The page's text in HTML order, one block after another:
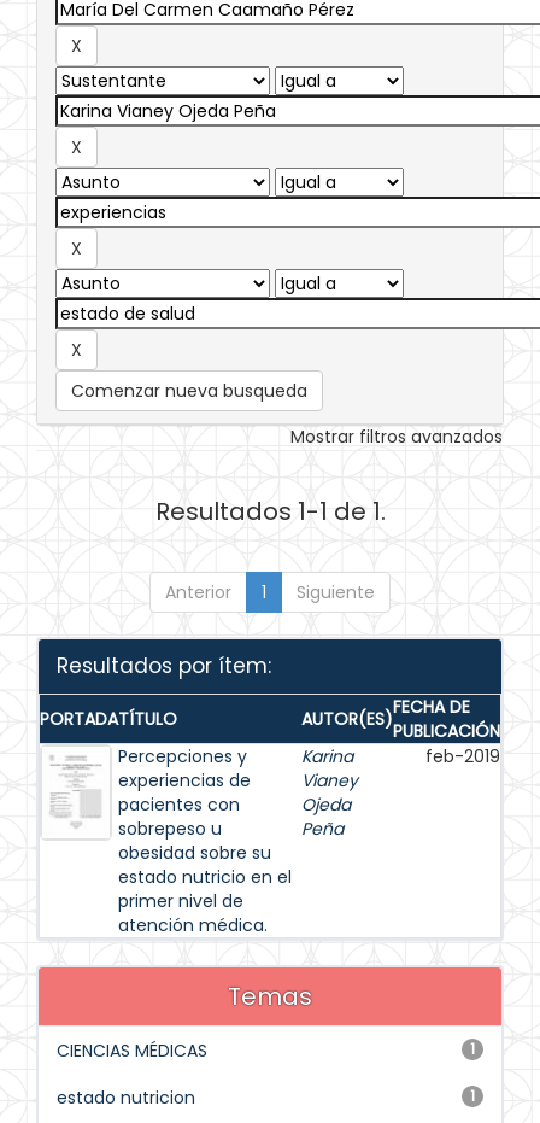
Comenzar nueva busqueda
Mostrar filtros avanzados
Resultados 1-1 de 1.
Anterior 1 Siguiente
Resultados por ítem:
PORTADATÍTULO AUTOR(ES)FECHA DE
PUBLICACIÓN
Percepciones y
experiencias de
pacientes con
sobrepeso u
obesidad sobre su
estado nutricio en el
primer nivel de
atención médica.
Karina
Vianey
Ojeda
Peña
feb-2019
Temas
1
CIENCIAS MÉDICAS
1
estado nutricion